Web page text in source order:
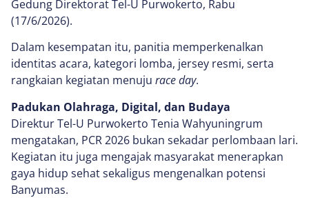
Gedung Direktorat Tel-U Purwokerto, Rabu
(17/6/2026).
Dalam kesempatan itu, panitia memperkenalkan
identitas acara, kategori lomba, jersey resmi, serta
rangkaian kegiatan menuju race day.
Padukan Olahraga, Digital, dan Budaya
Direktur Tel-U Purwokerto Tenia Wahyuningrum
mengatakan, PCR 2026 bukan sekadar perlombaan lari.
Kegiatan itu juga mengajak masyarakat menerapkan
gaya hidup sehat sekaligus mengenalkan potensi
Banyumas.